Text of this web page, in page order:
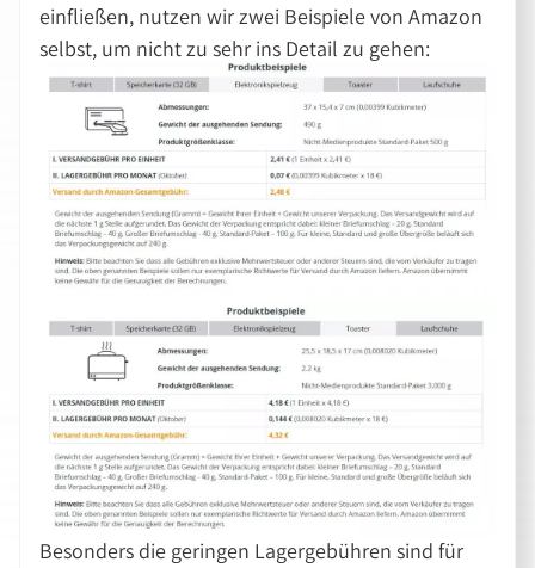
einfließen, nutzen wir zwei Beispiele von Amazon
selbst, um nicht zu sehr ins Detail zu gehen:
Besonders die geringen Lagergebühren sind für